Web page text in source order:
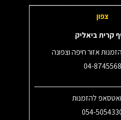
צפון
קרית ביאליק
אזור חיפה וצפונה
04-8745568
להזמנות
054-